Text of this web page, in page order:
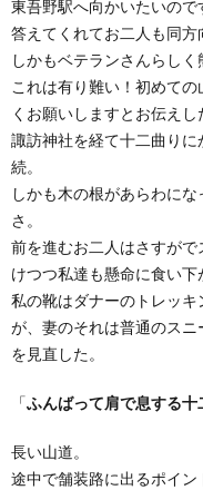
東吾野駅へ向かいたいの
答えてくれてお二人も同方
しかもベテランさんらしく
これは有り難い！初めて
くお願いしますとお伝えし
諏訪神社を経て十二曲り
続。
しかも木の根があらわに
さ。
前を進むお二人はさすが
けつつ私達も懸命に食い下
私の靴はダナーのトレッ
が、妻のそれは普通のス
を見直した。
「ふんばって肩で息する十
長い山道。
途中で舗装路に出るポイ